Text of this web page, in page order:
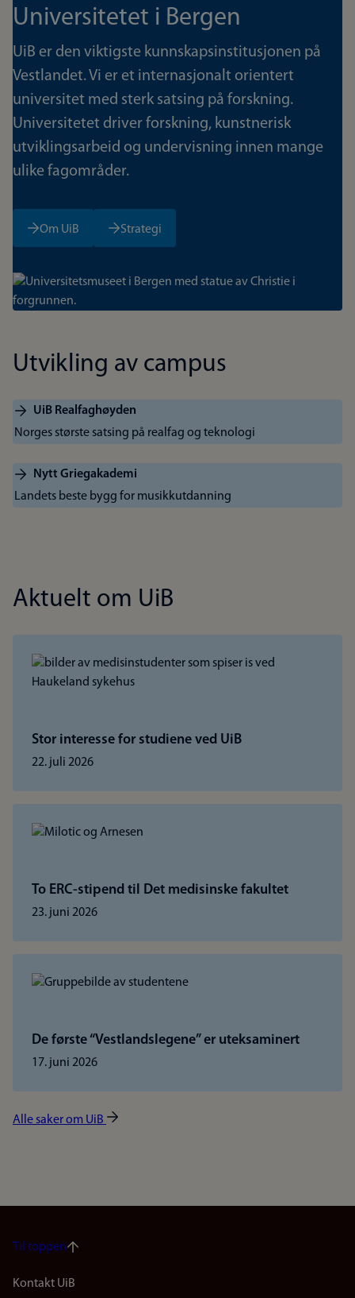
Universitetet i Bergen
UiB er den viktigste kunnskapsinstitusjonen på
Vestlandet. Vi er et internasjonalt orientert
universitet med sterk satsing på forskning.
Universitetet driver forskning, kunstnerisk
utviklingsarbeid og undervisning innen mange
ulike fagområder.
Om UiB Strategi
Bilde
Utvikling av campus
UiB Realfaghøyden
Norges største satsing på realfag og teknologi
Nytt Griegakademi
Landets beste bygg for musikkutdanning
Aktuelt om UiB
Stor interesse for studiene ved UiB
22. juli 2026
To ERC-stipend til Det medisinske fakultet
23. juni 2026
De første “Vestlandslegene” er uteksaminert
17. juni 2026
Alle saker om UiB
Til toppen
Footer
Kontakt UiB